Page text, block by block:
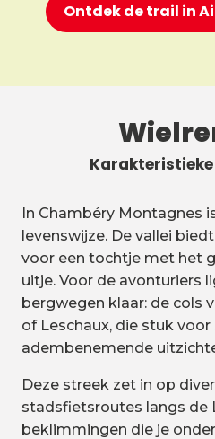
Ontdek de trail in
In Chambéry Montagnes
levenswijze. De vallei
voor een tochtje met het
uitje. Voor de avonturiers
bergwegen klaar: de cols
of Leschaux, die stuk
adembenemende
Deze streek zet in op
stadsfietsroutes langs de
beklimmingen die je